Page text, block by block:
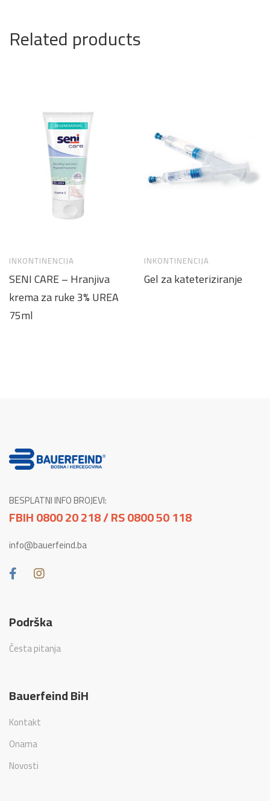
Related products
INKONTINENCIJA
SENI CARE – Hranjiva
krema za ruke 3% UREA
75ml
INKONTINENCIJA
Gel za kateteriziranje
BESPLATNI INFO BROJEVI:
FBIH 0800 20 218 / RS 0800 50 118
info@bauerfeind.ba
Podrška
Česta pitanja
Bauerfeind BiH
Kontakt
Onama
Novosti